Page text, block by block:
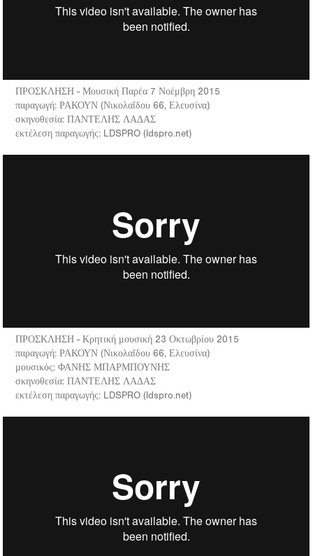
ΠΡΟΣΚΛΗΣΗ - Μουσική Παρέα 7 Νοέμβρη 2015
παραγωγή: ΡΑΚΟΥΝ (Νικολαΐδου 66, Ελευσίνα)
σκηνοθεσία: ΠΑΝΤΕΛΗΣ ΛΑΔΑΣ
εκτέλεση παραγωγής: LDSPRO (ldspro.net)
ΠΡΟΣΚΛΗΣΗ - Κρητική μουσική 23 Οκτωβρίου 2015
παραγωγή: ΡΑΚΟΥΝ (Νικολαΐδου 66, Ελευσίνα)
μουσικός: ΦΑΝΗΣ ΜΠΑΡΜΠΟΥΝΗΣ
σκηνοθεσία: ΠΑΝΤΕΛΗΣ ΛΑΔΑΣ
εκτέλεση παραγωγής: LDSPRO (ldspro.net)